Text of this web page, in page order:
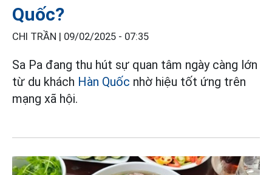
Quốc?
CHI TRẦN | 09/02/2025 - 07:35
Sa Pa đang thu hút sự quan tâm ngày càng lớn
từ du khách Hàn Quốc nhờ hiệu tốt ứng trên
mạng xã hội.